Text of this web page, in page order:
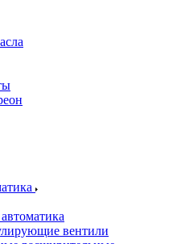
вентили